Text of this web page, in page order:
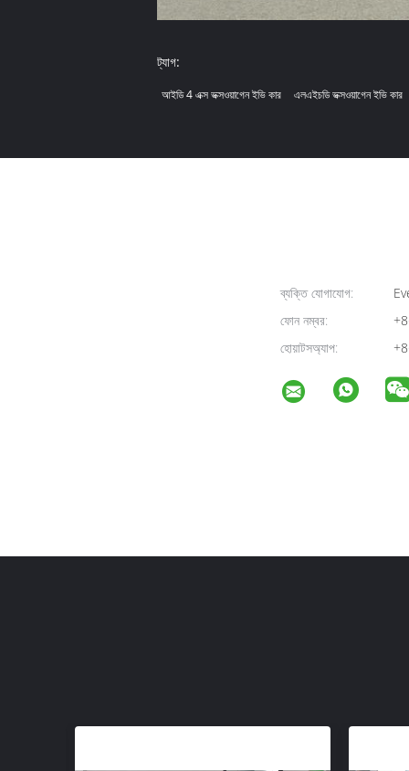
ট্যাগ:
আইডি 4 এক্স ভক্সওয়াগেন ইভি কার এলএইচডি ভক্সওয়াগেন ইভি কার
ব্যক্তি যোগাযোগ:
ফোন নম্বর:
হোয়াটসঅ্যাপ: